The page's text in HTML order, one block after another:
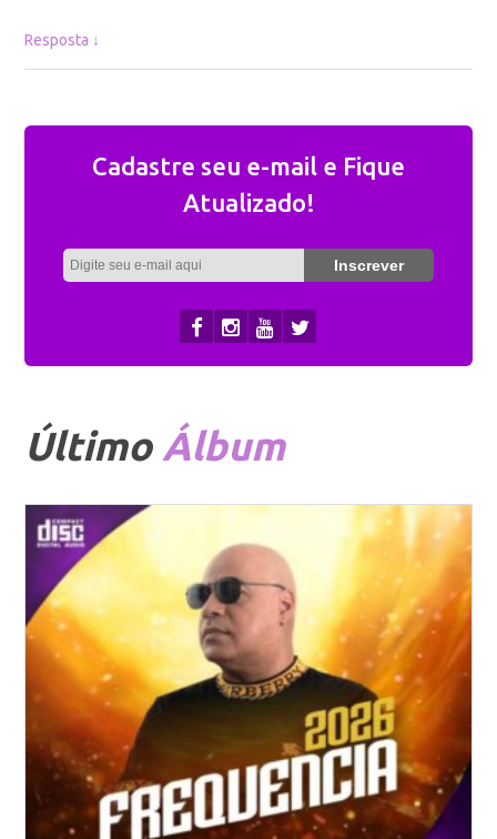
Resposta ↓
Cadastre seu e-mail e Fique
Atualizado!
Último Álbum